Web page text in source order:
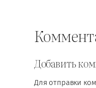
Добавить
Для отправки